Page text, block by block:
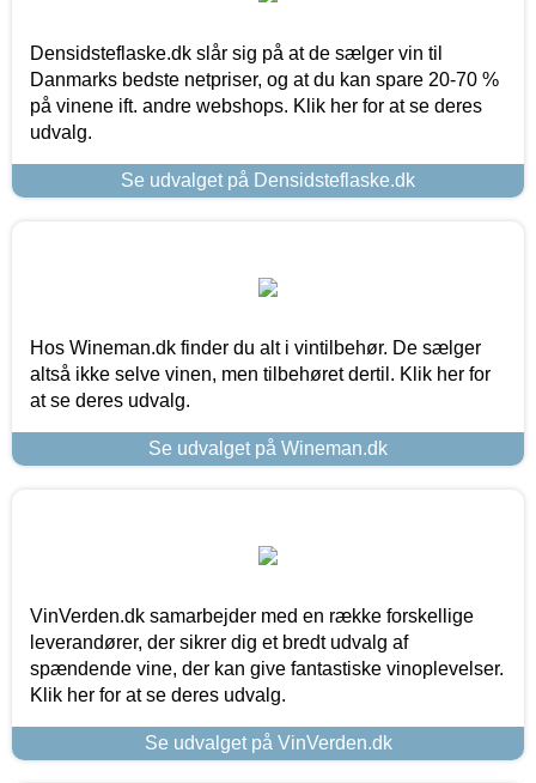
Densidsteflaske.dk slår sig på at de sælger vin til
Danmarks bedste netpriser, og at du kan spare 20-70 %
på vinene ift. andre webshops. Klik her for at se deres
udvalg.
Se udvalget på Densidsteflaske.dk
Hos Wineman.dk finder du alt i vintilbehør. De sælger
altså ikke selve vinen, men tilbehøret dertil. Klik her for
at se deres udvalg.
Se udvalget på Wineman.dk
VinVerden.dk samarbejder med en række forskellige
leverandører, der sikrer dig et bredt udvalg af
spændende vine, der kan give fantastiske vinoplevelser.
Klik her for at se deres udvalg.
Se udvalget på VinVerden.dk